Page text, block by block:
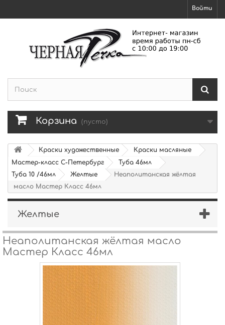
Войти
Корзина (пусто)
Краски художественные
Краски масляные
Мастер-класс С-Петербург
Туба 46мл
Туба 10 /46мл
Желтые
Неаполитанская жёлтая
масло Мастер Класс 46мл
Желтые
Неаполитанская жёлтая масло
Мастер Класс 46мл